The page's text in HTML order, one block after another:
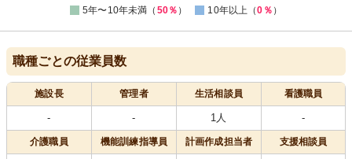
5年〜10年未満（ 50％ ） 10年以上（0％ ）
職種ごとの従業員数
施設長 管理者 生活相談員 看護職員
- - 1人 -
介護職員 機能訓練指導員 計画作成担当者 支援相談員